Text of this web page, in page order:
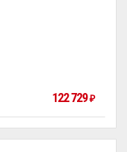
122 729 ₽